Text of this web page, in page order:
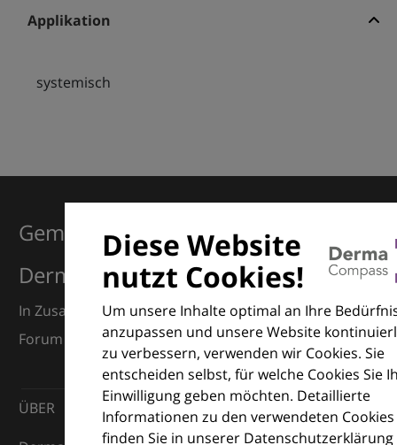
Applikation
systemisch
Diese Website
nutzt Cookies!
Um unsere Inhalte optimal an Ihre
anzupassen und unsere Website
zu verbessern, verwenden wir Cookies. Sie
entscheiden selbst, für welche Cookies Sie
Einwilligung geben möchten. Detaillierte
Informationen zu den verwendeten Cookies
finden Sie in unserer Datenschutzerklärung
Gemeinsam für Exzellenz in der
Dermatologie
In Zusammenarbeit mit dem European Dermatology
Forum (EDF) und Euroderm Excellence
ÜBER